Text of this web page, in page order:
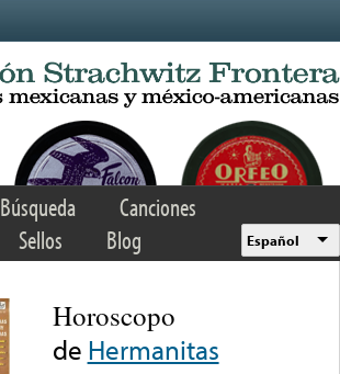
Búsqueda
Canciones
Sellos Blog Español
Horoscopo
de Hermanitas